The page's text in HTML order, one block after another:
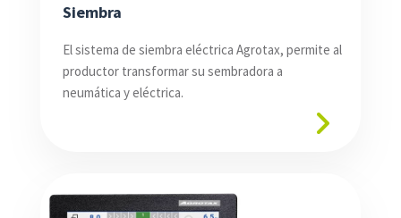
Siembra
El sistema de siembra eléctrica Agrotax, permite al
productor transformar su sembradora a
neumática y eléctrica.